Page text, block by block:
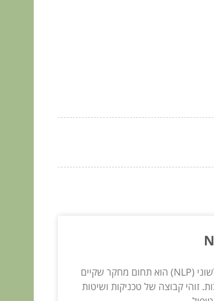
תכנות נוירו לשוני (NLP) הוא תחום מחקר שקיים
זוהי קבוצה של טכניקות ושיטות